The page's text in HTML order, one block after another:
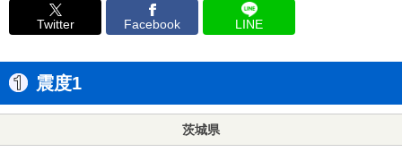
Twitter Facebook LINE
震度1
茨城県